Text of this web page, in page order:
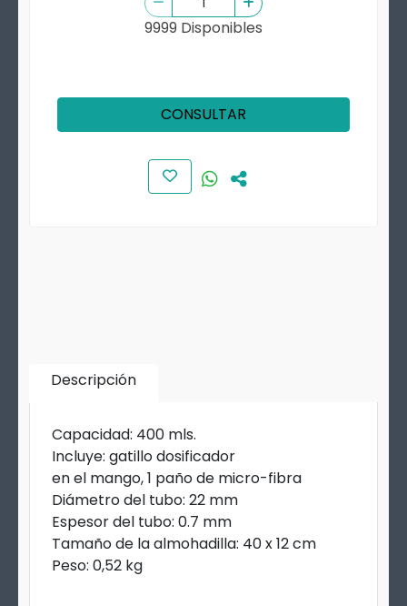
9999 Disponibles
CONSULTAR
Descripción
Capacidad: 400 mls.
Incluye: gatillo dosificador
en el mango, 1 paño de micro-fibra
Diámetro del tubo: 22 mm
Espesor del tubo: 0.7 mm
Tamaño de la almohadilla: 40 x 12 cm
Peso: 0,52 kg